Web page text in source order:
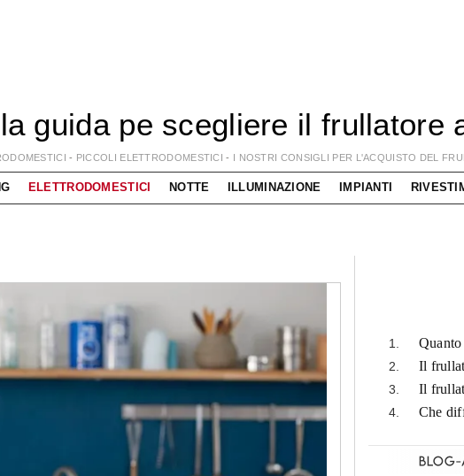
guida pe scegliere il frullatore
- PICCOLI ELETTRODOMESTICI - I NOSTRI CONSIGLI PER L'ACQUISTO DEL
ELETTRODOMESTICI NOTTE ILLUMINAZIONE IMPIANTI
Il
Il
Che
Blog-